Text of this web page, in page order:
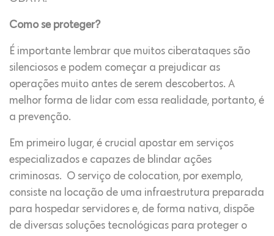
Como se proteger?
É importante lembrar que muitos ciberataques são
silenciosos e podem começar a prejudicar as
operações muito antes de serem descobertos. A
melhor forma de lidar com essa realidade, portanto, é
a prevenção.
Em primeiro lugar, é crucial apostar em serviços
especializados e capazes de blindar ações
criminosas. O serviço de colocation, por exemplo,
consiste na locação de uma infraestrutura preparada
para hospedar servidores e, de forma nativa, dispõe
de diversas soluções tecnológicas para proteger o